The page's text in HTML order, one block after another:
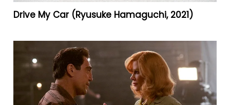
Drive My Car (Ryusuke Hamaguchi, 2021)